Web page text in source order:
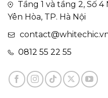
Tầng 1 và tầng 2, Số
Yên Hòa, TP. Hà Nội
0812 55 22 55